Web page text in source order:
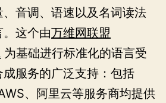
音调、语速以及名词读法
这个由万维网联盟
为基础进行标准化的语言受
服务的广泛支持：包括
、阿里云等服务商均提供